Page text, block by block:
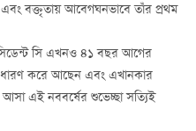
এবং বক্তৃতায় আবেগঘনভাবে তাঁর প্রথম
সি এখনও ৪১ বছর আগের
করে আছেন এবং এখানকার
এই নববর্ষের শুভেচ্ছা সত্যিই